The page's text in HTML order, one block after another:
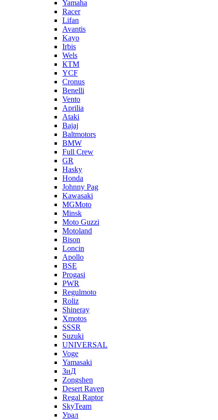
Yamaha
Racer
Lifan
Avantis
Kayo
Irbis
Wels
КТМ
YCF
Cronus
Benelli
Vento
Aprilia
Ataki
Bajaj
Baltmotors
BMW
Full Crew
GR
Hasky
Honda
Johnny Pag
Kawasaki
MGMoto
Minsk
Moto Guzzi
Motoland
Bison
Loncin
Apollo
BSE
Progasi
PWR
Regulmoto
Roliz
Shineray
Xmotos
SSSR
Suzuki
UNIVERSAL
Voge
Yamasaki
ЗиД
Zongshen
Desert Raven
Regal Raptor
SkyTeam
Урал